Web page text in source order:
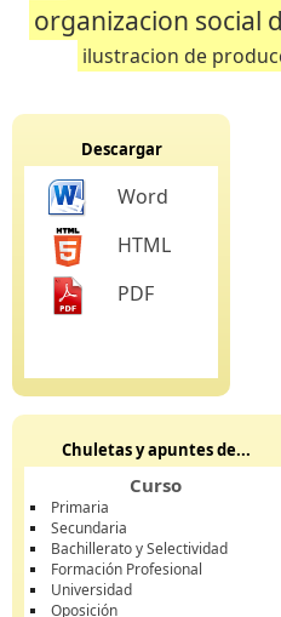
organizacion social
ilustracion de
Descargar
Word
HTML
PDF
Chuletas y apuntes de...
Curso
Primaria
Secundaria
Bachillerato y Selectividad
Formación Profesional
Universidad
Oposición